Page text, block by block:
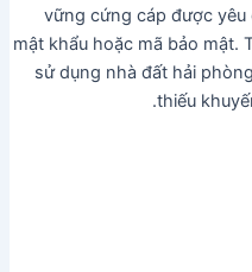
vững cứng cáp được
mật khẩu hoặc mã bảo mật.
sử dụng nhà đất hải
thiếu